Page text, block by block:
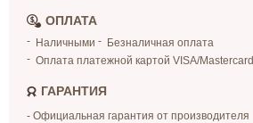
ОПЛАТА
Наличными
Безналичная оплата
Оплата платежной картой VISA/Mastercard
ГАРАНТИЯ
- Официальная гарантия от производителя